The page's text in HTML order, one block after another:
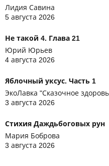
Лидия Савина
5 августа 2026
Не такой 4. Глава 21
Юрий Юрьев
4 августа 2026
Яблочный уксус. Часть 1
ЭкоЛавка "Сказочное
3 августа 2026
Стихия Даждьбоговых рун
Мария Боброва
3 августа 2026